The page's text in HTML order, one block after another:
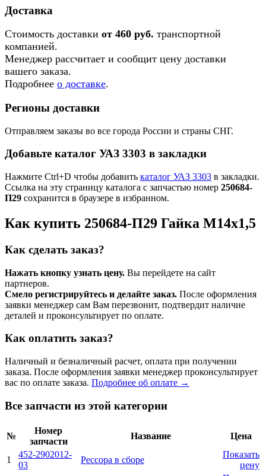
Доставка
Стоимость доставки от 460 руб. транспортной
компанией.
Менеджер рассчитает и сообщит цену доставки
вашего заказа.
Подробнее о доставке.
Регионы доставки
Отправляем заказы во все города России и страны СНГ.
Добавьте каталог УАЗ 3303 в закладки
Нажмите Ctrl+D чтобы добавить каталог УАЗ 3303 в закладки.
Ссылка на эту страницу каталога с запчастью номер 250684-
П29 сохранится в браузере в избранном.
Как купить 250684-П29 Гайка М14х1,5
Как сделать заказ?
Нажать кнопку узнать цену. Вы перейдете на сайт
партнеров.
Смело регистрируйтесь и делайте заказ. После оформления
заявки менеджер сам Вам перезвонит, подтвердит наличие
деталей и проконсультирует по оплате.
Как оплатить заказ?
Наличный и безналичный расчет, оплата при получении
заказа. После оформления заявки менеджер проконсультирует
вас по оплате заказа. Подробнее об оплате →
Все запчасти из этой категории
№
Номер
запчасти
Название Цена
1
452-2902012-
03
Рессора в сборе
Показать
цену